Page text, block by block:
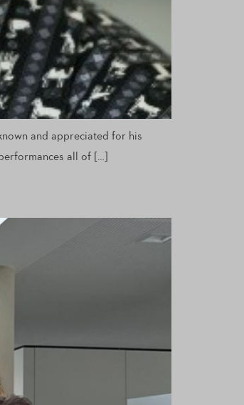
and appreciated for his
all of […]